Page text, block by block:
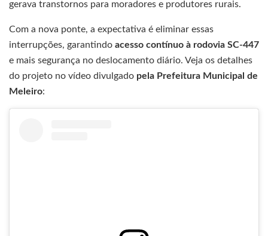
gerava transtornos para moradores e produtores rurais.
Com a nova ponte, a expectativa é eliminar essas
interrupções, garantindo acesso contínuo à rodovia SC-447
e mais segurança no deslocamento diário. Veja os detalhes
do projeto no vídeo divulgado pela Prefeitura Municipal de
Meleiro: